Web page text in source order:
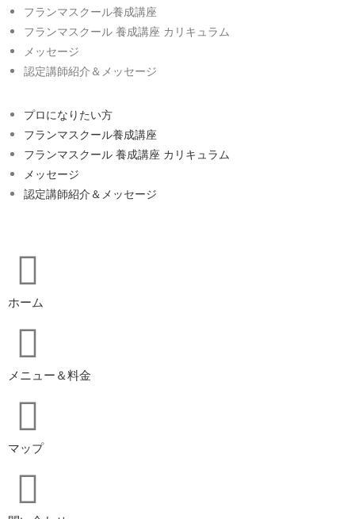
フランマスクール養成講座
フランマスクール 養成講座 カリキュラム
メッセージ
認定講師紹介＆メッセージ
プロになりたい方
フランマスクール養成講座
フランマスクール 養成講座 カリキュラム
メッセージ
認定講師紹介＆メッセージ
ホーム
メニュー＆料金
マップ